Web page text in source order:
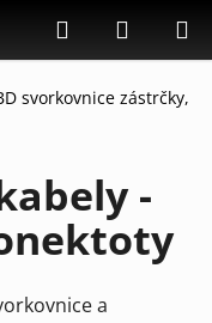
Hledat
KOŠÍK
svorkovnice zástrčky,
-
a